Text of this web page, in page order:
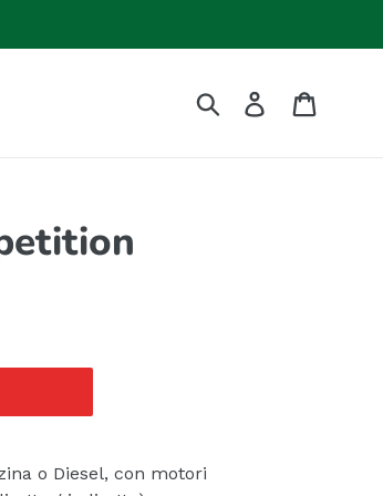
Invia Accedi
o Diesel, con motori